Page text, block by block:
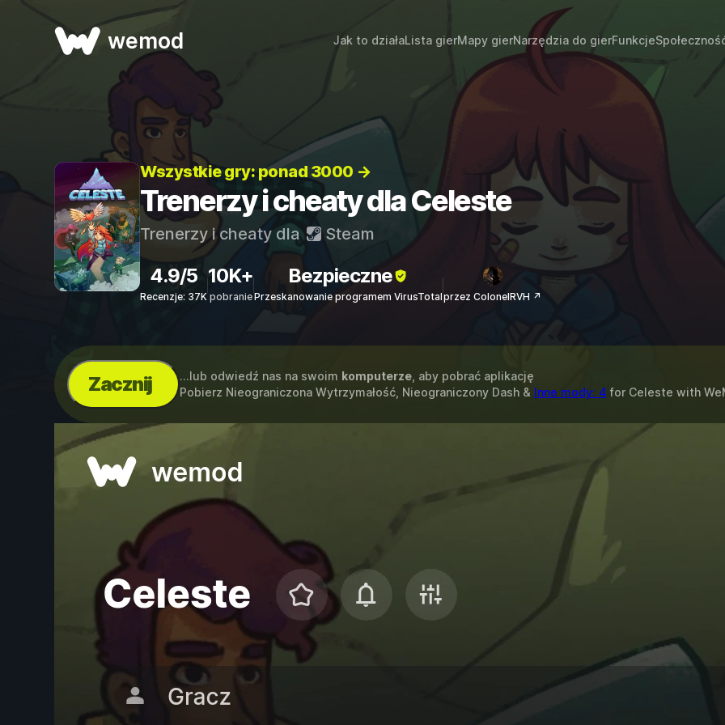
wemod Jak to działaLista gierMapy gierNarzędzia do gierFunkcje
Wszystkie gry: ponad 3000 →
Trenerzy i cheaty dla Celeste
Trenerzy i cheaty dla Steam
4.9/5
Recenzje: 37K
10K+
pobranie
Bezpieczne
Przeskanowanie programem VirusTotalprzez ColonelRVH ↗
Zacznij ...lub odwiedź nas na swoim komputerze, aby pobrać aplikację
Pobierz Nieograniczona Wytrzymałość, Nieograniczony Dash & Inne mody: 4 for Celeste with